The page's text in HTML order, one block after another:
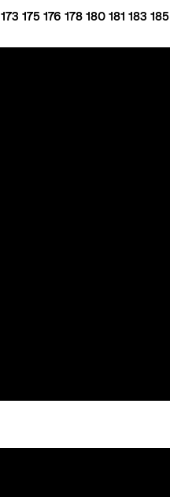
173 175 176 178 180 181 183 185